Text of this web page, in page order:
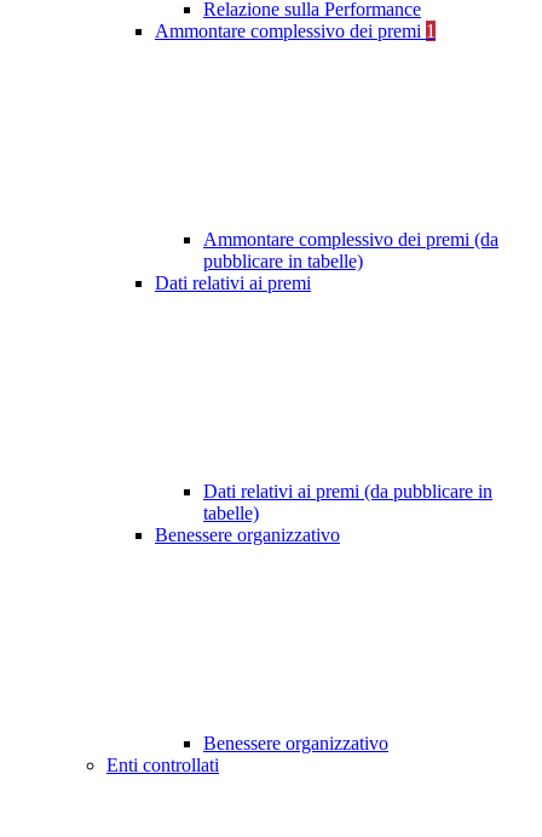
Relazione sulla Performance
Ammontare complessivo dei premi 1
Ammontare complessivo dei premi (da
pubblicare in tabelle)
Dati relativi ai premi
Dati relativi ai premi (da pubblicare in
tabelle)
Benessere organizzativo
Benessere organizzativo
Enti controllati